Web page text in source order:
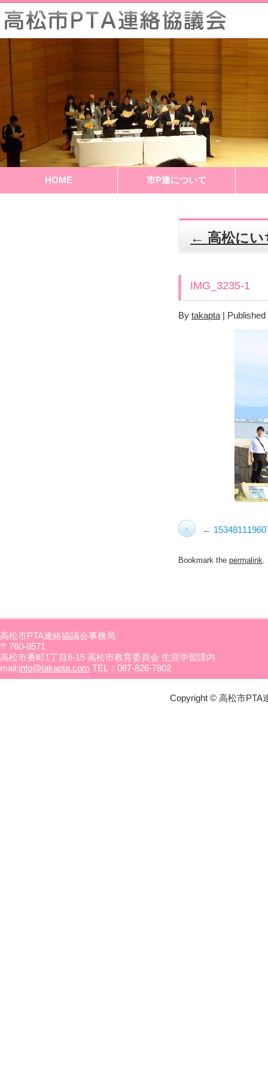
HOME 市P連について
← 高松に
IMG_3235-1
By takapta | Published
Bookmark the permalink.
高松市PTA連絡協議会事務局
〒760-8571
高松市番町1丁目8-15 高松市教育委員会 生涯学習課内
mail:info@takapta.com TEL：087-826-7802
Copyright © 高松市PTA